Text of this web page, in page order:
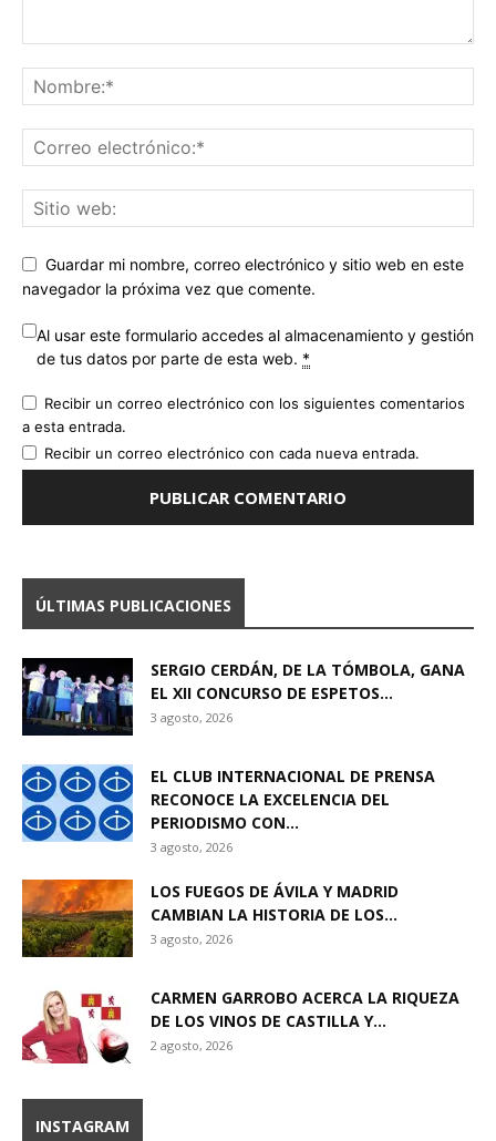
Guardar mi nombre, correo electrónico y sitio web en este
navegador la próxima vez que comente.
Al usar este formulario accedes al almacenamiento y gestión
de tus datos por parte de esta web. *
Recibir un correo electrónico con los siguientes comentarios
a esta entrada.
Recibir un correo electrónico con cada nueva entrada.
ÚLTIMAS PUBLICACIONES
SERGIO CERDÁN, DE LA TÓMBOLA, GANA
EL XII CONCURSO DE ESPETOS...
3 agosto, 2026
EL CLUB INTERNACIONAL DE PRENSA
RECONOCE LA EXCELENCIA DEL
PERIODISMO CON...
3 agosto, 2026
LOS FUEGOS DE ÁVILA Y MADRID
CAMBIAN LA HISTORIA DE LOS...
3 agosto, 2026
CARMEN GARROBO ACERCA LA RIQUEZA
DE LOS VINOS DE CASTILLA Y...
2 agosto, 2026
INSTAGRAM